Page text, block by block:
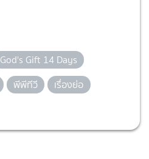
God's Gift 14 Days
พีพีทีวี เรื่องย่อ